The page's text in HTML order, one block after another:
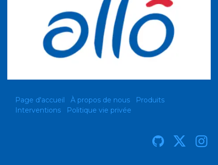
Page d'accueil À propos de nous
Produits
Interventions
Politique vie privée